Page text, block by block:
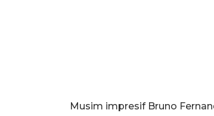
Musim impresif Bruno